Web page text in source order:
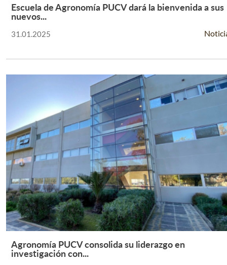
Leer Más +
Escuela de Agronomía PUCV dará la bienvenida a sus
nuevos...
31.01.2025
Leer Más +
Agronomía PUCV consolida su liderazgo en
investigación con...